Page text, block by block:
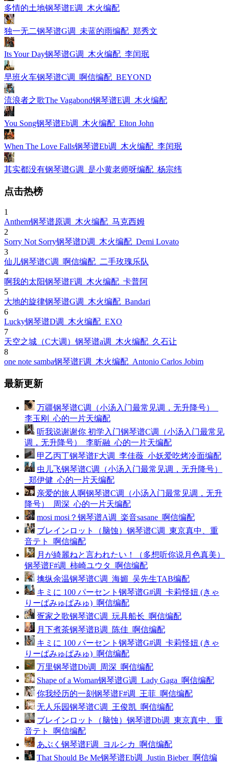
多情的土地钢琴谱E调_木火编配
独一无二钢琴谱G调_未蓝的雨编配_郑秀文
Its Your Day钢琴谱G调_木火编配_李闰珉
早班火车钢琴谱C调_啊信编配_BEYOND
流浪者之歌The Vagabond钢琴谱E调_木火编配
You Song钢琴谱Eb调_木火编配_Elton John
When The Love Falls钢琴谱Eb调_木火编配_李闰珉
其实都没有钢琴谱G调_是小黄老师呀编配_杨宗纬
点击热榜
1
Anthem钢琴谱原调_木火编配_马克西姆
2
Sorry Not Sorry钢琴谱D调_木火编配_Demi Lovato
3
仙儿钢琴谱C调_啊信编配_二手玫瑰乐队
4
啊我的太阳钢琴谱F调_木火编配_卡普阿
5
大地的旋律钢琴谱G调_木火编配_Bandari
6
Lucky钢琴谱D调_木火编配_EXO
7
天空之城（C大调）钢琴谱a调_木火编配_久石让
8
one note samba钢琴谱F调_木火编配_Antonio Carlos Jobim
最新更新
万疆钢琴谱C调（小汤入门最常见调，无升降号）_
李玉刚_心的一片天编配
听我说谢谢你 初学入门钢琴谱C调（小汤入门最常见
调，无升降号）_李昕融_心的一片天编配
甲乙丙丁钢琴谱F大调_李佳薇_小妖爱吃烤冷面编配
虫儿飞钢琴谱C调（小汤入门最常见调，无升降号）
_郑伊健_心的一片天编配
亲爱的旅人啊钢琴谱C调（小汤入门最常见调，无升
降号）_周深_心的一片天编配
mosi mosi？钢琴谱A调_楽音sasane_啊信编配
ブレインロット（脑蚀）钢琴谱C调_東京真中、重
音テト_啊信编配
月が綺麗ねと言われたい！（多想听你说月色真美）
钢琴谱F#调_柿崎ユウタ_啊信编配
擒纵余温钢琴谱C调_海媚_吴先生TAB编配
キミに 100 パーセント钢琴谱G#调_卡莉怪妞 (きゃ
りーぱみゅぱみゅ)_啊信编配
疍家之歌钢琴谱C调_玩具船长_啊信编配
月下煮茶钢琴谱B调_陈佳_啊信编配
キミに 100 パーセント钢琴谱G#调_卡莉怪妞 (きゃ
りーぱみゅぱみゅ)_啊信编配
万里钢琴谱Db调_周深_啊信编配
Shape of a Woman钢琴谱G调_Lady Gaga_啊信编配
你我经历的一刻钢琴谱F#调_王菲_啊信编配
无人乐园钢琴谱C调_王俊凯_啊信编配
ブレインロット（脑蚀）钢琴谱Db调_東京真中、重
音テト_啊信编配
あぶく钢琴谱F调_ヨルシカ_啊信编配
That Should Be Me钢琴谱Eb调_Justin Bieber_啊信编